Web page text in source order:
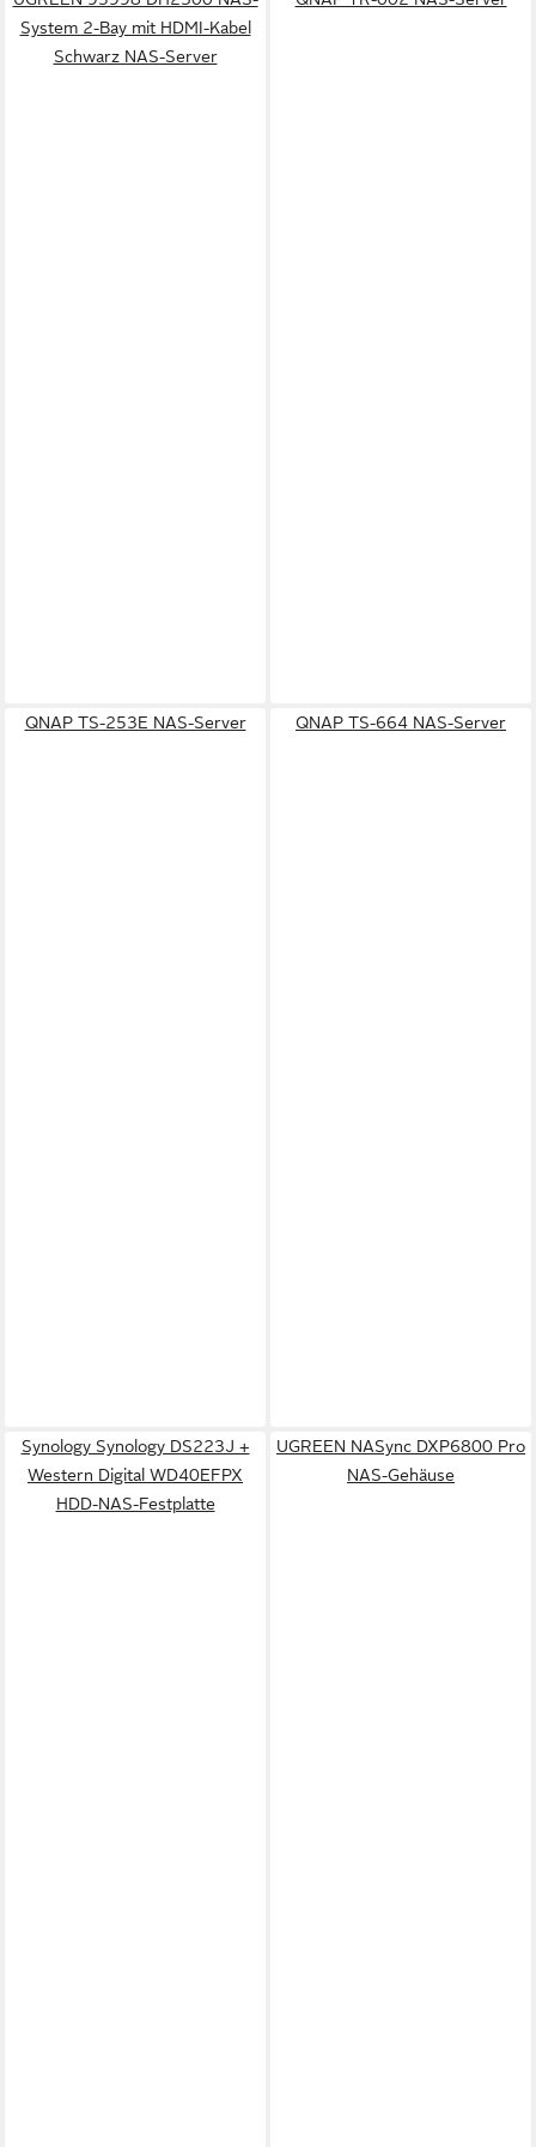
System 2-Bay mit HDMI-Kabel
Schwarz NAS-Server
QNAP TS-253E NAS-Server QNAP TS-664 NAS-Server
Synology Synology DS223J +
Western Digital WD40EFPX
HDD-NAS-Festplatte
UGREEN NASync DXP6800 Pro
NAS-Gehäuse